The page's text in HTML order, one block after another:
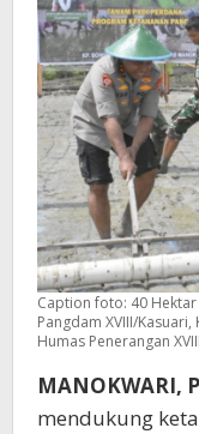
Caption foto: 40
Pangdam XVIII/
Humas Penerangan
MANOKWARI,
mendukung